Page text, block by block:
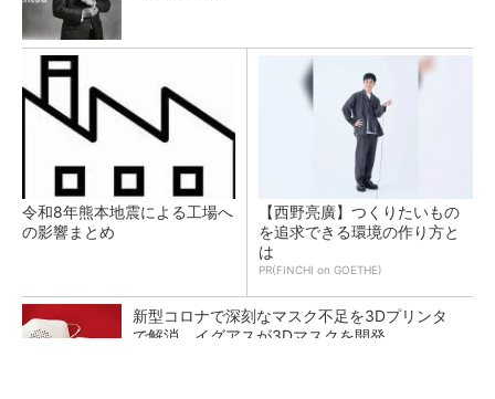
令和8年熊本地震による工場へ
の影響まとめ
【西野亮廣】つくりたいもの
を追求できる環境の作り方と
は
PR(FINCHI on GOETHE)
新型コロナで深刻なマスク不足を3Dプリンタ
で解消、イグアスが3Dマスクを開発